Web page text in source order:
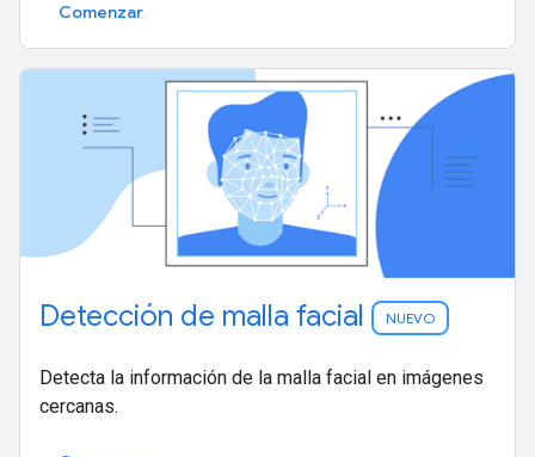
Comenzar
Detección de malla facial NUEVO
Detecta la información de la malla facial en imágenes
cercanas.